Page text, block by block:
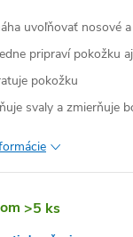
uvoľňovať nosové
pripraví pokožku
pokožku
svaly a zmierňuje
>5 ks